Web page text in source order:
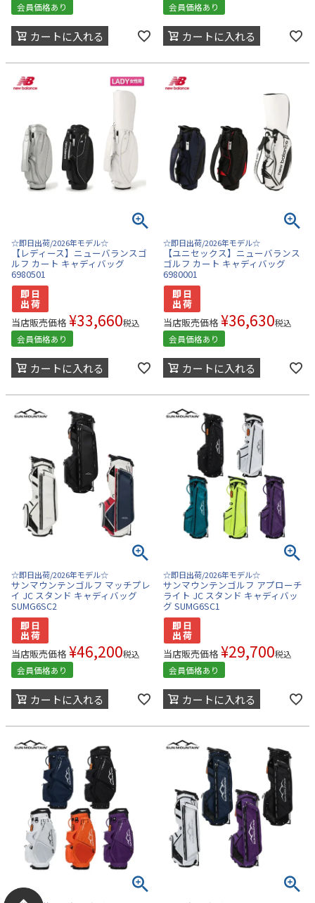
会員価格あり
カートに入れる
会員価格あり
カートに入れる
☆即日出荷/2026年モデル☆
【レディース】ニューバランスゴ
ルフ カート キャディバッグ
6980501
当店販売価格 ¥33,660税込
会員価格あり
カートに入れる
☆即日出荷/2026年モデル☆
【ユニセックス】ニューバランス
ゴルフ カート キャディバッグ
6980001
当店販売価格 ¥36,630税込
会員価格あり
カートに入れる
☆即日出荷/2026年モデル☆
サンマウンテンゴルフ マッチプレ
イ JC スタンド キャディバッグ
SUMG6SC2
当店販売価格 ¥46,200税込
会員価格あり
カートに入れる
☆即日出荷/2026年モデル☆
サンマウンテンゴルフ アプローチ
ライト JC スタンド キャディバッ
グ SUMG6SC1
当店販売価格 ¥29,700税込
会員価格あり
カートに入れる